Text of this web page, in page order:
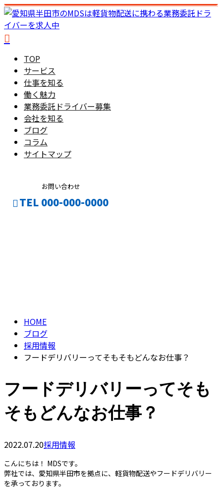
TOP
サービス
仕事を知る
働く魅力
業務委託ドライバー募集
会社を知る
ブログ
コラム
サイトマップ
お問い合わせ
TEL 000-000-0000
HOME
ブログ
採用情報
フードデリバリーってそもそもどんなお仕事？
フードデリバリーってそも
そもどんなお仕事？
2022.07.20採用情報
こんにちは！ MDSです。
弊社では、愛知県半田市を拠点に、軽貨物配送やフードデリバリー
を承っております。